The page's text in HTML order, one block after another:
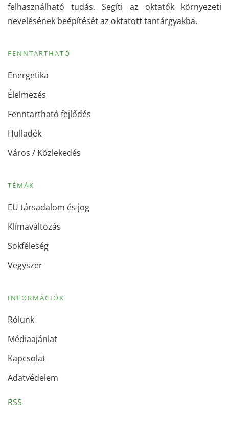
felhasználható tudás. Segíti az oktatók környezeti
nevelésének beépítését az oktatott tantárgyakba.
FENNTARTHATÓ
Energetika
Élelmezés
Fenntartható fejlődés
Hulladék
Város / Közlekedés
TÉMÁK
EU társadalom és jog
Klímaváltozás
Sokféleség
Vegyszer
INFORMÁCIÓK
Rólunk
Médiaajánlat
Kapcsolat
Adatvédelem
RSS